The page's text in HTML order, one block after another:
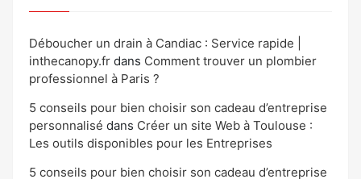
Déboucher un drain à Candiac : Service rapide |
inthecanopy.fr dans Comment trouver un plombier
professionnel à Paris ?
5 conseils pour bien choisir son cadeau d’entreprise
personnalisé dans Créer un site Web à Toulouse :
Les outils disponibles pour les Entreprises
5 conseils pour bien choisir son cadeau d’entreprise